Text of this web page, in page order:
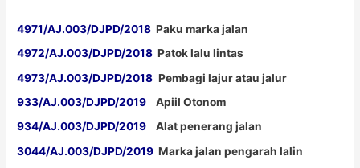
4971/AJ.003/DJPD/2018 Paku marka jalan
4972/AJ.003/DJPD/2018 Patok lalu lintas
4973/AJ.003/DJPD/2018 Pembagi lajur atau jalur
933/AJ.003/DJPD/2019 Apiil Otonom
934/AJ.003/DJPD/2019 Alat penerang jalan
3044/AJ.003/DJPD/2019 Marka jalan pengarah lalin